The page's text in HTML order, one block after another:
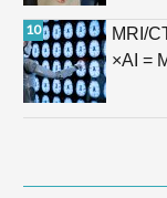
MRI/
×AI =